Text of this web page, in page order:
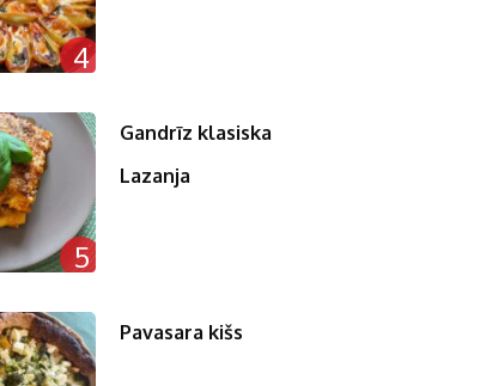
4
5
Gandrīz klasiska
Lazanja
Pavasara kišs